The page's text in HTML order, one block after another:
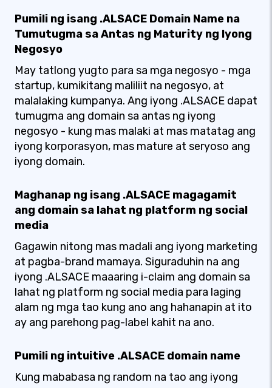
Pumili ng isang .ALSACE Domain Name na
Tumutugma sa Antas ng Maturity ng Iyong
Negosyo
May tatlong yugto para sa mga negosyo - mga
startup, kumikitang maliliit na negosyo, at
malalaking kumpanya. Ang iyong .ALSACE dapat
tumugma ang domain sa antas ng iyong
negosyo - kung mas malaki at mas matatag ang
iyong korporasyon, mas mature at seryoso ang
iyong domain.
Maghanap ng isang .ALSACE magagamit
ang domain sa lahat ng platform ng social
media
Gagawin nitong mas madali ang iyong marketing
at pagba-brand mamaya. Siguraduhin na ang
iyong .ALSACE maaaring i-claim ang domain sa
lahat ng platform ng social media para laging
alam ng mga tao kung ano ang hahanapin at ito
ay ang parehong pag-label kahit na ano.
Pumili ng intuitive .ALSACE domain name
Kung mababasa ng random na tao ang iyong